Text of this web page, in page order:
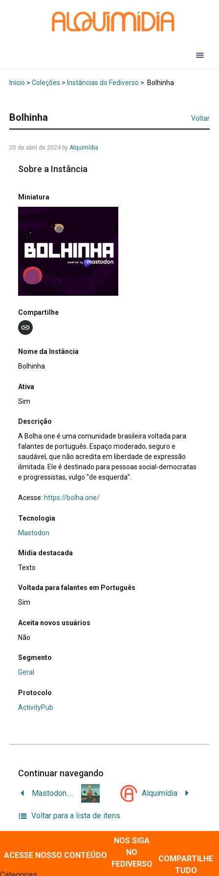
Início > Coleções > Instâncias do Fediverso > Bolhinha
Bolhinha Voltar
20 de abril de 2024by Alquimídia
Sobre a Instância
Miniatura
Compartilhe
Nome da Instância
Bolhinha
Ativa
Sim
Descrição
A Bolha.one é uma comunidade brasileira voltada para
falantes de português. Espaço moderado, seguro e
saudável, que não acredita em liberdade de expressão
ilimitada. Ele é destinado para pessoas social-democratas
e progressistas, vulgo "de esquerda".
Acesse: https://bolha.one/
Tecnologia
Mastodon
Mídia destacada
Texto
Voltada para falantes em Português
Sim
Aceita novos usuários
Não
Segmento
Geral
Protocolo
ActivityPub
Continuar navegando
Mastodon.ART Alquimídia
Voltar para a lista de itens
ACESSE NOSSO CONTEÚDO
NOS SIGA
NO
FEDIVERSO
COMPARTILHE
TUDO